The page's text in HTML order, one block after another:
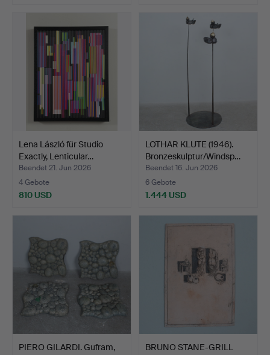
Lena László für Studio
Exactly, Lenticular…
Beendet 21. Jun 2026
4 Gebote
810 USD
LOTHAR KLUTE (1946).
Bronzeskulptur/Windsp…
Beendet 16. Jun 2026
6 Gebote
1.444 USD
PIERO GILARDI. Gufram,
BRUNO STANE-GRILL